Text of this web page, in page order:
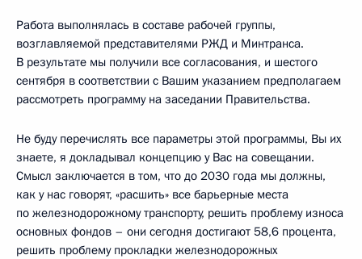
Работа выполнялась в составе рабочей группы,
возглавляемой представителями РЖД и Минтранса.
В результате мы получили все согласования, и шестого
сентября в соответствии с Вашим указанием предполагаем
рассмотреть программу на заседании Правительства.
Не буду перечислять все параметры этой программы, Вы их
знаете, я докладывал концепцию у Вас на совещании.
Смысл заключается в том, что до 2030 года мы должны,
как у нас говорят, «расшить» все барьерные места
по железнодорожному транспорту, решить проблему износа
основных фондов – они сегодня достигают 58,6 процента,
решить проблему прокладки железнодорожных